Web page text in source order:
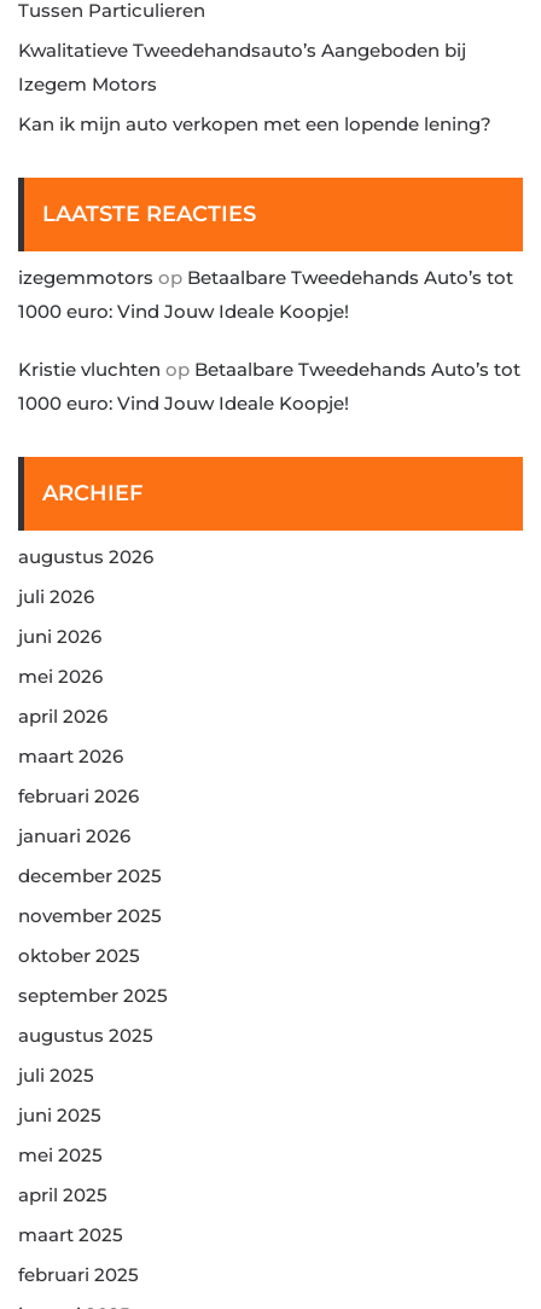
Tussen Particulieren
Kwalitatieve Tweedehandsauto’s Aangeboden bij
Izegem Motors
Kan ik mijn auto verkopen met een lopende lening?
LAATSTE REACTIES
izegemmotors op Betaalbare Tweedehands Auto’s tot
1000 euro: Vind Jouw Ideale Koopje!
Kristie vluchten op Betaalbare Tweedehands Auto’s tot
1000 euro: Vind Jouw Ideale Koopje!
ARCHIEF
augustus 2026
juli 2026
juni 2026
mei 2026
april 2026
maart 2026
februari 2026
januari 2026
december 2025
november 2025
oktober 2025
september 2025
augustus 2025
juli 2025
juni 2025
mei 2025
april 2025
maart 2025
februari 2025